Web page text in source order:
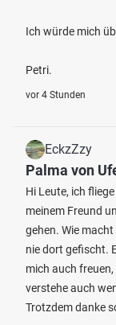
Ich würde mich
Petri.
vor 4 Stunden
EckzZzy
Palma von
Hi Leute, ich
meinem Freund
gehen. Wie
nie dort gefischt.
mich auch
verstehe auch
Trotzdem danke